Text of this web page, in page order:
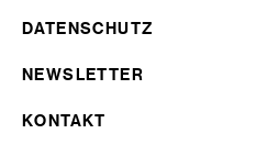
DATENSCHUTZ
NEWSLETTER
KONTAKT